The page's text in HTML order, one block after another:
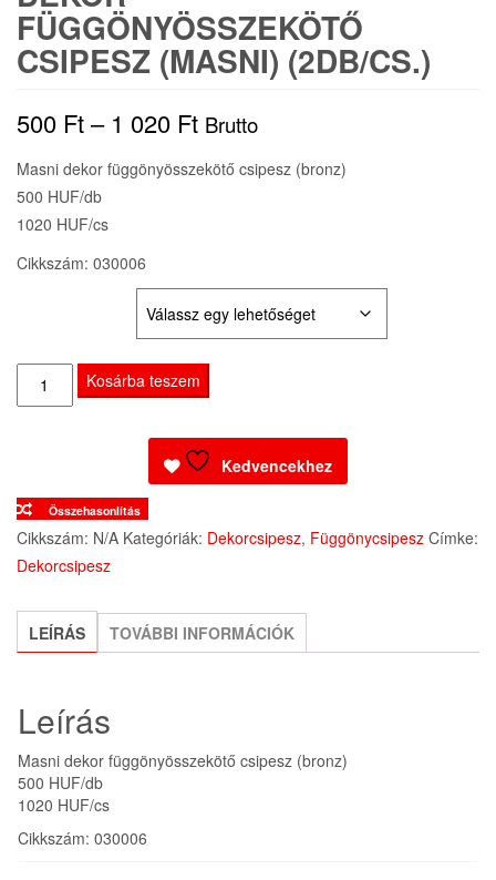
FÜGGÖNYÖSSZEKÖTŐ
CSIPESZ (MASNI) (2DB/CS.)
500 Ft– 1 020 FtÁrtartomány:
500 Ft
020 Ft
Brutto
Masni dekor függönyösszekötő csipesz (bronz)
500 HUF/db
1020 HUF/cs
Cikkszám: 030006
Dekor
függönyösszekötő
mennyiség
Kosárba teszem
Kedvencekhez
Összehasonlítás
Cikkszám: N/A Kategóriák: Dekorcsipesz, Függönycsipesz Címke:
Dekorcsipesz
LEÍRÁS TOVÁBBI INFORMÁCIÓK
Leírás
Masni dekor függönyösszekötő csipesz (bronz)
500 HUF/db
1020 HUF/cs
Cikkszám: 030006